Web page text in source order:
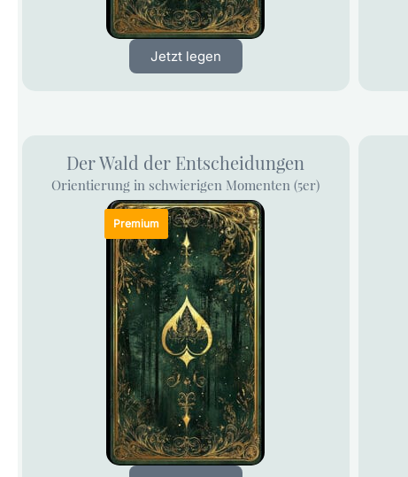
Jetzt legen
Der Wald der Entscheidungen
Orientierung in schwierigen Momenten (5er)